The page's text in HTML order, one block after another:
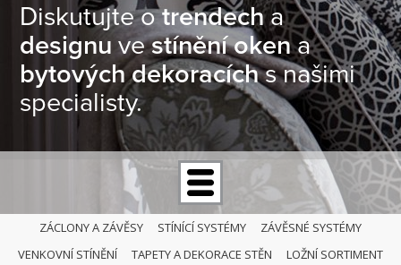
Diskutujte otrendecha
designuvestínění okena
bytových dekoracíchs našimi
specialisty.
ZÁCLONY A ZÁVĚSY STÍNÍCÍ SYSTÉMY
ZÁVĚSNÉ SYSTÉMY
VENKOVNÍ STÍNĚNÍ
TAPETY A DEKORACE STĚN
LOŽNÍ SORTIMENT